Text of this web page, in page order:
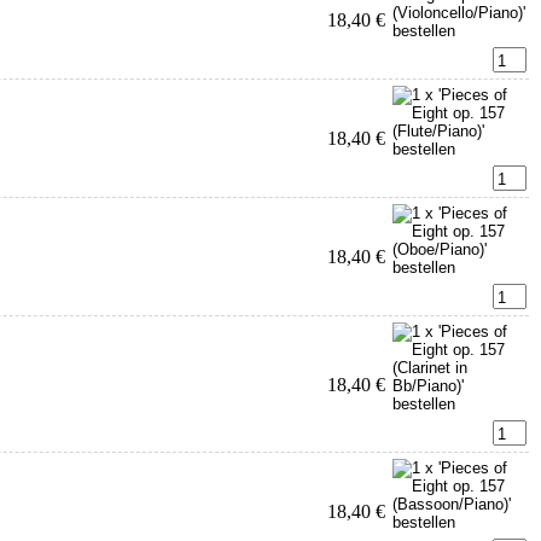
18,40 €
18,40 €
18,40 €
18,40 €
18,40 €